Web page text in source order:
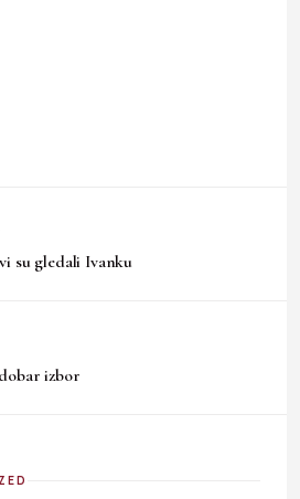
su gledali Ivanku
izbor